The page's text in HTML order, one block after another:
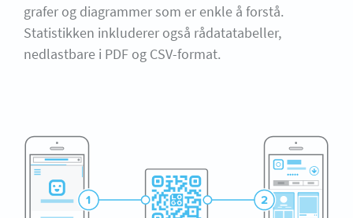
grafer og diagrammer som er enkle å forstå.
Statistikken inkluderer også rådatatabeller,
nedlastbare i PDF og CSV-format.